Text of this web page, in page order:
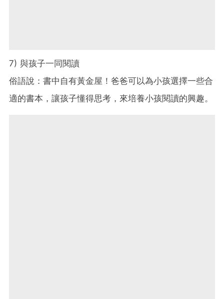
7) 與孩子一同閱讀
俗語說：書中自有黃金屋！爸爸可以為小孩選擇一些合
適的書本，讓孩子懂得思考，來培養小孩閱讀的興趣。